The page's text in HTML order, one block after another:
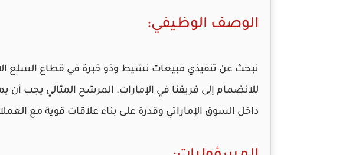
الوصف الوظيفي:
نبحث عن تنفيذي مبيعات نشيط وذو خبرة في قطاع السلع
للانضمام إلى فريقنا في الإمارات. المرشح المثالي يجب أن
داخل السوق الإماراتي وقدرة على بناء علاقات قوية مع